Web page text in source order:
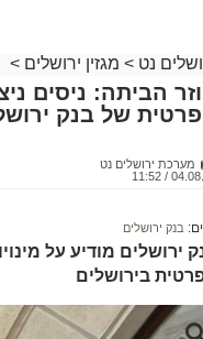
נט > מגזין ירושלים >
הביתה: ניסים
של בנק
מערכת ירושלים נט
04.08.26 /
בנק ירושלים
ירושלים מודיע על
בירושלים